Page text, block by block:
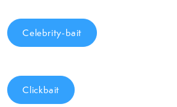
Celebrity-bait
Clickbait